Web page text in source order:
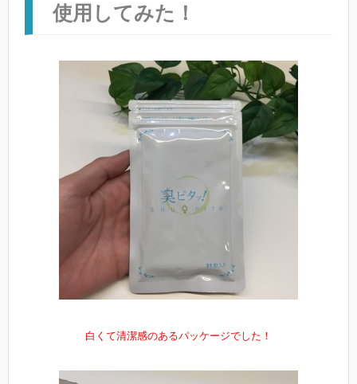
使用してみた！
白くて清潔感のあるパッケージでした！